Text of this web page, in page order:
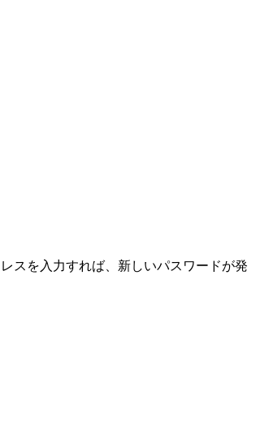
スを入力すれば、新しいパスワードが発